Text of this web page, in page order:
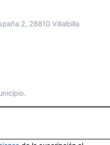
2, 28810 Villalbilla